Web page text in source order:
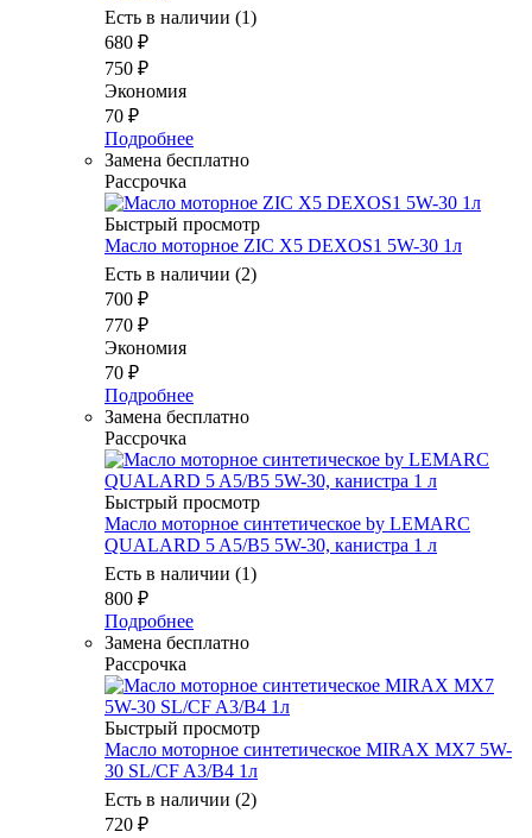
Есть в наличии (1)
680 ₽
750 ₽
Экономия
70 ₽
Подробнее
Замена бесплатно
Рассрочка
Быстрый просмотр
Масло моторное ZIC X5 DEXOS1 5W-30 1л
Есть в наличии (2)
700 ₽
770 ₽
Экономия
70 ₽
Подробнее
Замена бесплатно
Рассрочка
Быстрый просмотр
Масло моторное синтетическое by LEMARC
QUALARD 5 A5/B5 5W-30, канистра 1 л
Есть в наличии (1)
800 ₽
Подробнее
Замена бесплатно
Рассрочка
Быстрый просмотр
Масло моторное синтетическое MIRAX MX7 5W-
30 SL/CF A3/B4 1л
Есть в наличии (2)
720 ₽